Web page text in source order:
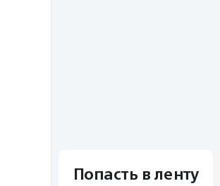
Попасть в ленту